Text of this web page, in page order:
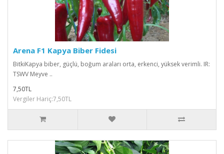
Arena F1 Kapya Biber Fidesi
BitkiKapya biber, güçlü, boğum araları orta, erkenci, yüksek verimli. IR:
TSWV Meyve ..
7,50TL
Vergiler Hariç:7,50TL